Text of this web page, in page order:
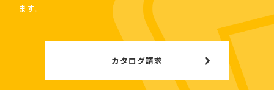
ます。
カタログ請求